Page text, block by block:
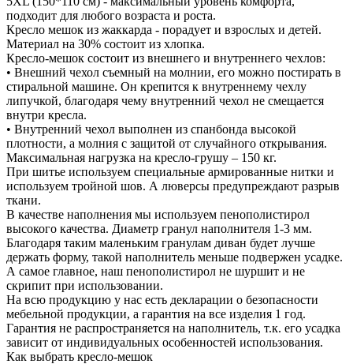
подходит для любого возраста и роста.
Кресло мешок из жаккарда - порадует и взрослых и детей.
Материал на 30% состоит из хлопка.
Кресло-мешок состоит из внешнего и внутреннего чехлов:
• Внешний чехол съемный на молнии, его можно постирать в
стиральной машине. Он крепится к внутреннему чехлу
липучкой, благодаря чему внутренний чехол не смещается
внутри кресла.
• Внутренний чехол выполнен из спанбонда высокой
плотности, а молния с защитой от случайного открывания.
Максимальная нагрузка на кресло-грушу – 150 кг.
При шитье используем специальные армированные нитки и
используем тройной шов. А люверсы предупреждают разрыв
ткани.
В качестве наполнения мы используем пенополистирол
высокого качества. Диаметр гранул наполнителя 1-3 мм.
Благодаря таким маленьким гранулам диван будет лучше
держать форму, такой наполнитель меньше подвержен усадке.
А самое главное, наш пенополистирол не шуршит и не
скрипит при использовании.
На всю продукцию у нас есть декларации о безопасности
мебельной продукции, а гарантия на все изделия 1 год.
Гарантия не распространяется на наполнитель, т.к. его усадка
зависит от индивидуальных особенностей использования.
Как выбрать кресло-мешок